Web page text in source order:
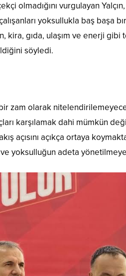
vurgulayan Yalçın,
yoksullukla baş başa
kira, gıda, ulaşım ve enerji
söyledi.
bir zam olarak
karşılamak dahi mümkün
açısını açıkça ortaya
adeta yönetilmeye